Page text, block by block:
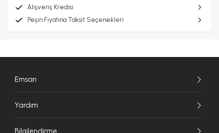
Alışveriş Kredisi
Peşin Fiyatına Taksit Seçenekleri
Emsan
Yardım
Bilgilendirme